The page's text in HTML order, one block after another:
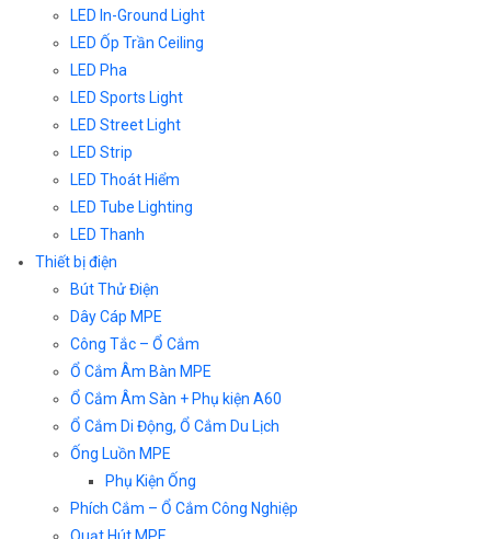
LED In-Ground Light
LED Ốp Trần Ceiling
LED Pha
LED Sports Light
LED Street Light
LED Strip
LED Thoát Hiểm
LED Tube Lighting
LED Thanh
Thiết bị điện
Bút Thử Điện
Dây Cáp MPE
Công Tắc – Ổ Cắm
Ổ Cắm Âm Bàn MPE
Ổ Cắm Âm Sàn + Phụ kiện A60
Ổ Cắm Di Động, Ổ Cắm Du Lịch
Ống Luồn MPE
Phụ Kiện Ống
Phích Cắm – Ổ Cắm Công Nghiệp